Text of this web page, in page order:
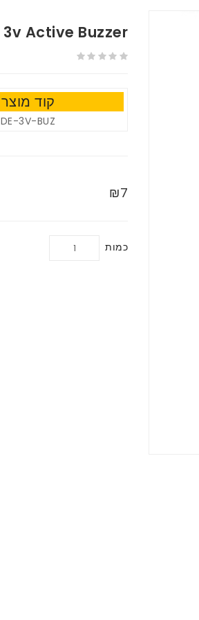
3v Active Buzzer
קוד מוצר
DE-3V-BUZ
₪7
כמות